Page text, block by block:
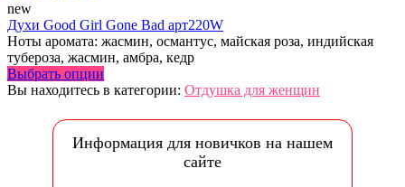
new
Духи Good Girl Gone Bad арт220W
Ноты аромата: жасмин, османтус, майская роза, индийская
тубероза, жасмин, амбра, кедр
Выбрать опции
Вы находитесь в категории: Отдушка для женщин
Информация для новичков на нашем
сайте